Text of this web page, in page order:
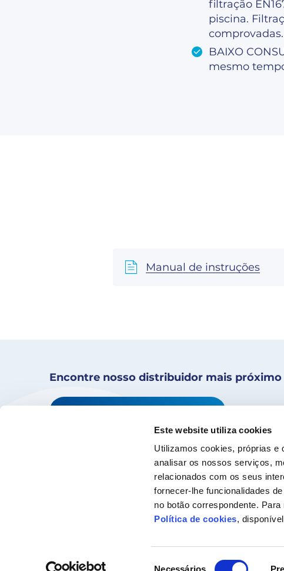
Este website utiliza cookies
Utilizamos cookies, próprias e
analisar os nossos serviços,
relacionados com os seus
fornecer-lhe funcionalidades
no botão correspondente.
Política de cookies,
Necessários
filtração
piscina.
comprovadas.
BAIXO
mesmo
Manual de instruções
Encontre nosso distribuidor mais próximo